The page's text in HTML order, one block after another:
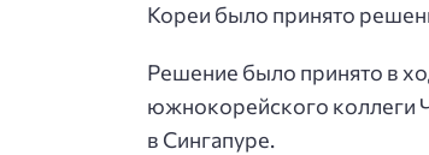
Кореи было принято
Решение было принято в
южнокорейского коллеги
в Сингапуре.